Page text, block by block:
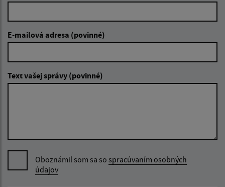
E-mailová adresa (povinné)
Text vašej správy (povinné)
Oboznámil som sa so spracúvaním osobných
údajov